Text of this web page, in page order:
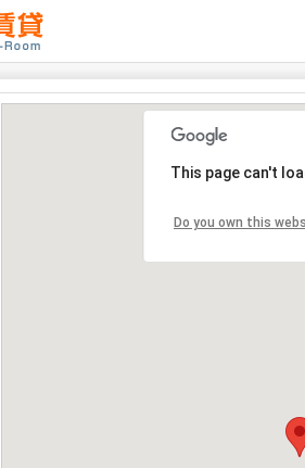
This page can't
Do you own this